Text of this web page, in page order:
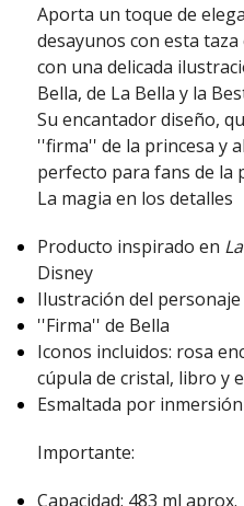
Aporta un toque de
desayunos con esta
con una delicada
Bella, de La Bella y la
Su encantador diseño,
''firma'' de la princesa y
perfecto para fans de la
La magia en los detalles
Producto inspirado en
Disney
Ilustración del
''Firma'' de Bella
Iconos incluidos: rosa
cúpula de cristal, libro y
Esmaltada por inmersión
Importante:
Capacidad: 483 ml aprox.